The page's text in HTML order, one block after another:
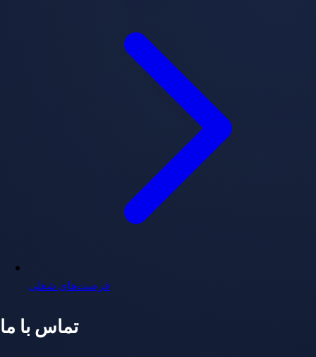
فرصت‌های شغلی
تماس با ما